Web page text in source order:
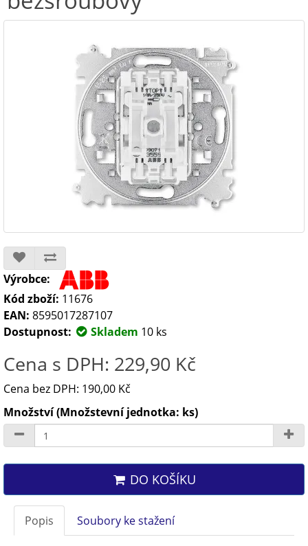
Výrobce:
Kód zboží: 11676
EAN: 8595017287107
Dostupnost:
Skladem 10 ks
Cena s DPH: 229,90 Kč
Cena bez DPH: 190,00 Kč
Množství (Množstevní jednotka: ks)
DO KOŠÍKU
Popis Soubory ke stažení